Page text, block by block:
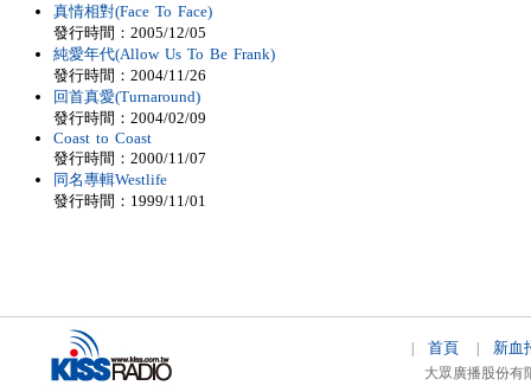
真情相對(Face To Face)
發行時間：2005/12/05
純愛年代(Allow Us To Be Frank)
發行時間：2004/11/26
回首真愛(Turnaround)
發行時間：2004/02/09
Coast to Coast
發行時間：2000/11/07
同名專輯Westlife
發行時間：1999/11/01
首頁 新血
大眾廣播股份有